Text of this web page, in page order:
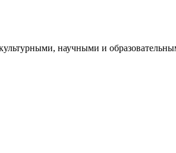
научными и